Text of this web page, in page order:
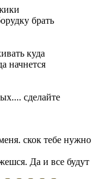
брать
куда
начнется
сделайте
скок тебе нужно
Да и все будут